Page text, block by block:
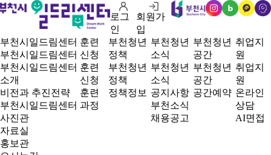
로그
인
회원가
입
타
그
램
그
오
플
러
스
친
구
는
부천시일드림센터
부천시일드림센터
부천시일드림센터
소개
비전과 추진전략
부천시일드림센터
사진관
자료실
홍보관
훈련
신청
훈련
신청
훈련
과정
부천청년
정책
부천청년
정책
정책정보
부천청년
소식
부천청년
소식
공지사항
부천소식
채용공고
부천청년
공간
부천청년
공간
공간예약
취업지
원
취업지
원
온라인
상담
AI면접